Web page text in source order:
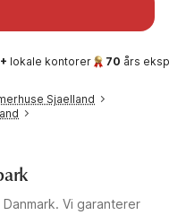
lokale kontorer 70 års
Sjaelland
Vi garanterer